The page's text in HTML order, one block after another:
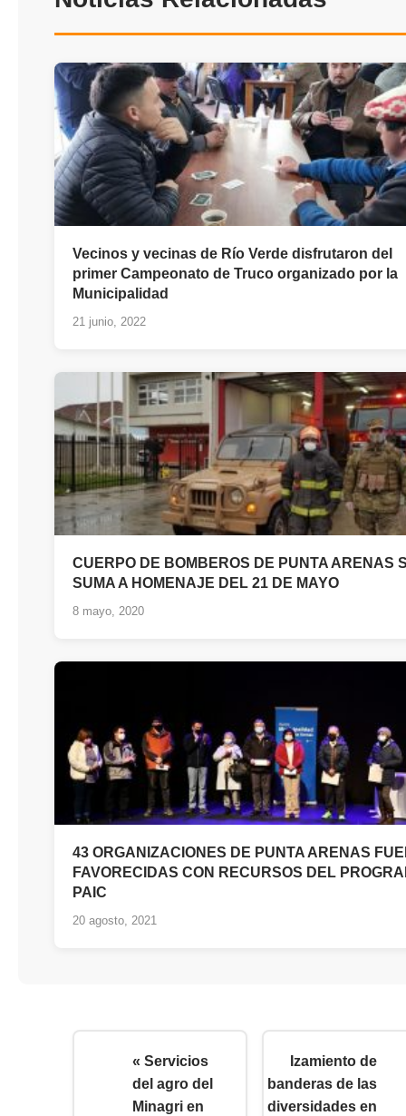
Vecinos y vecinas de Río Verde disfrutaron del
primer Campeonato de Truco organizado por la
Municipalidad
21 junio, 2022
CUERPO DE BOMBEROS DE PUNTA ARENAS
SUMA A HOMENAJE DEL 21 DE MAYO
8 mayo, 2020
43 ORGANIZACIONES DE PUNTA ARENAS
FAVORECIDAS CON RECURSOS DEL
PAIC
20 agosto, 2021
« Servicios
del agro del
Minagri en
Izamiento de
banderas de las
diversidades en